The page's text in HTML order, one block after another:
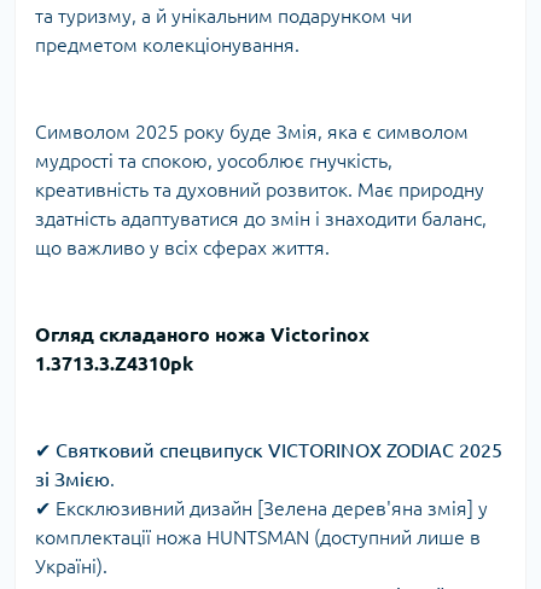
та туризму, а й унікальним подарунком чи
предметом колекціонування.
Символом 2025 року буде Змія, яка є символом
мудрості та спокою, уособлює гнучкість,
креативність та духовний розвиток. Має природну
здатність адаптуватися до змін і знаходити баланс,
що важливо у всіх сферах життя.
Огляд складаного ножа Victorinox
1.3713.3.Z4310pk
✔ Святковий спецвипуск VICTORINOX ZODIAC 2025
зі Змією.
✔ Ексклюзивний дизайн [Зелена дерев'яна змія] у
комплектації ножа HUNTSMAN (доступний лише в
Україні).